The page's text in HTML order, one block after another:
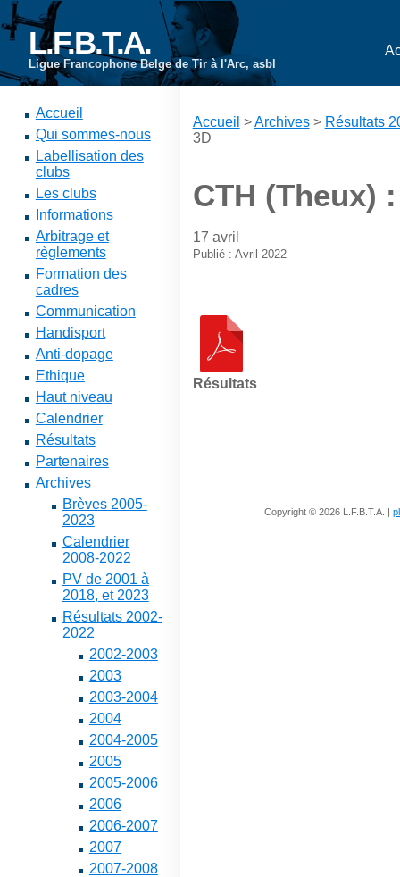
L.F.B.T.A.
Ligue Francophone Belge de Tir à l'Arc, asbl
Accueil
Qui sommes-nous
Labellisation des
clubs
Les clubs
Informations
Arbitrage et
règlements
Formation des
cadres
Communication
Handisport
Anti-dopage
Ethique
Haut niveau
Calendrier
Résultats
Partenaires
Archives
Brèves 2005-
2023
Calendrier
2008-2022
PV de 2001 à
2018, et 2023
Résultats 2002-
2022
2002-2003
2003
2003-2004
2004
2004-2005
2005
2005-2006
2006
2006-2007
2007
2007-2008
Accueil >Archives> Résultats
3D
CTH (Theux)
17 avril
Publié : Avril 2022
Résultats
Copyright © 2026 L.F.B.T.A. |